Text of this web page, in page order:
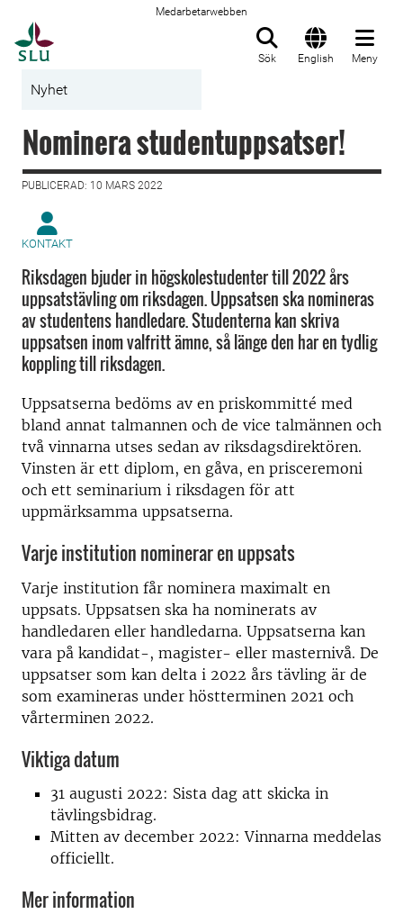
Medarbetarwebben
Sök English Meny
Nyhet
Nominera studentuppsatser!
PUBLICERAD: 10 MARS 2022
KONTAKT
Riksdagen bjuder in högskolestudenter till 2022 års
uppsatstävling om riksdagen. Uppsatsen ska nomineras
av studentens handledare. Studenterna kan skriva
uppsatsen inom valfritt ämne, så länge den har en tydlig
koppling till riksdagen.
Uppsatserna bedöms av en priskommitté med
bland annat talmannen och de vice talmännen och
två vinnarna utses sedan av riksdagsdirektören.
Vinsten är ett diplom, en gåva, en prisceremoni
och ett seminarium i riksdagen för att
uppmärksamma uppsatserna.
Varje institution nominerar en uppsats
Varje institution får nominera maximalt en
uppsats. Uppsatsen ska ha nominerats av
handledaren eller handledarna. Uppsatserna kan
vara på kandidat-, magister- eller masternivå. De
uppsatser som kan delta i 2022 års tävling är de
som examineras under höstterminen 2021 och
vårterminen 2022.
Viktiga datum
31 augusti 2022: Sista dag att skicka in
tävlingsbidrag.
Mitten av december 2022: Vinnarna meddelas
officiellt.
Mer information